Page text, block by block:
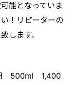
能となっていま
！リピーターの
します。
500ml 1,400